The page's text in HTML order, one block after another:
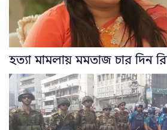
হত্যা মামলায় মমতাজ চার দিন